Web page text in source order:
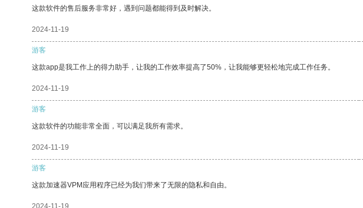
这款软件的售后服务非常好，遇到问题都能得到及时解决。
2024-11-19
游客
这款app是我工作上的得力助手，让我的工作效率提高了50%，让我能够更轻松地完成工作任务。
2024-11-19
游客
这款软件的功能非常全面，可以满足我所有需求。
2024-11-19
游客
这款加速器VPM应用程序已经为我们带来了无限的隐私和自由。
2024-11-19